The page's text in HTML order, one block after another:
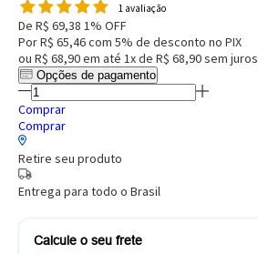
1 avaliação
De R$ 69,38 1% OFF
PorR$ 65,46com 5% de desconto no PIX
ou R$ 68,90em até 1x de R$ 68,90sem juros
Opções de pagamento
Comprar
Comprar
Retire seu produto
Entrega para todo o Brasil
Calcule o seu frete